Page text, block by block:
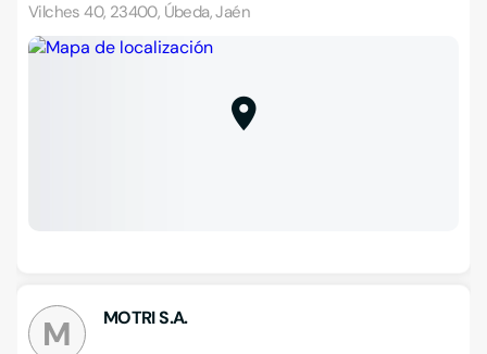
Vilches 40, 23400, Úbeda, Jaén
M MOTRI S.A.